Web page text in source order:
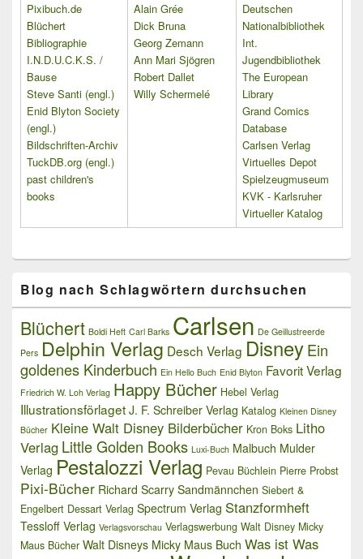
Pixibuch.de
Blüchert
Bibliographie
I.N.D.U.C.K.S. /
Bause
Steve Santi (engl.)
Enid Blyton Society
(engl.)
Bildschriften-Archiv
TuckDB.org (engl.)
past children's
books
Alain Grée
Dick Bruna
Georg Zemann
Ann Mari Sjögren
Robert Dallet
Willy Schermelé
Deutschen
Nationalbibliothek
Int.
Jugendbibliothek
The European
Library
Grand Comics
Database
Carlsen Verlag
Virtuelles Depot
Spielzeugmuseum
KVK - Karlsruher
Virtueller Katalog
Blog nach Schlagwörtern durchsuchen
Blüchert Boldi Heft Carl Barks Carlsen De Geillustreerde
Pers Delphin Verlag Desch Verlag DisneyEin
goldenes Kinderbuch Ein Hello Buch Enid Blyton Favorit Verlag
Friedrich W. Loh Verlag Happy Bücher Hebel Verlag
Illustrationsförlaget J. F. Schreiber Verlag Katalog Kleinen Disney
Bücher Kleine Walt Disney Bilderbücher Kron Boks Litho
Verlag Little Golden Books Luxi-Buch Malbuch Mulder
Verlag Pestalozzi Verlag Pevau Büchlein Pierre Probst
Pixi-Bücher Richard Scarry Sandmännchen Siebert &
Engelbert Dessart Verlag Spectrum Verlag Stanzformheft
Tessloff Verlag Verlagsvorschau Verlagswerbung Walt Disney Micky
Maus Bücher Walt Disneys Micky Maus Buch Was ist Was